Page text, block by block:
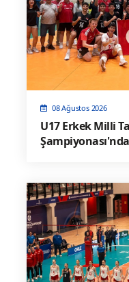
08 Ağustos 2026
U17 Erkek Milli